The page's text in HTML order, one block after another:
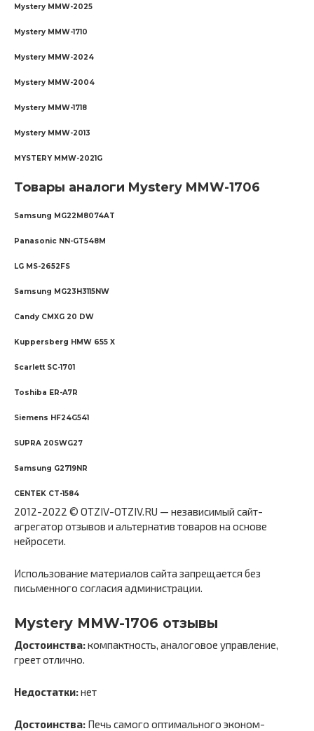
Mystery MMW-2025
Mystery MMW-1710
Mystery MMW-2024
Mystery MMW-2004
Mystery MMW-1718
Mystery MMW-2013
MYSTERY MMW-2021G
Товары аналоги Mystery MMW-1706
Samsung MG22M8074AT
Panasonic NN-GT548M
LG MS-2652FS
Samsung MG23H3115NW
Candy CMXG 20 DW
Kuppersberg HMW 655 X
Scarlett SC-1701
Toshiba ER-A7R
Siemens HF24G541
SUPRA 20SWG27
Samsung G2719NR
CENTEK CT-1584
2012-2022 © OTZIV-OTZIV.RU — независимый сайт-
агрегатор отзывов и альтернатив товаров на основе
нейросети.
Использование материалов сайта запрещается без
письменного согласия администрации.
Mystery MMW-1706 отзывы
Достоинства:компактность, аналоговое управление,
греет отлично.
Недостатки:нет
Достоинства: Печь самого оптимального эконом-